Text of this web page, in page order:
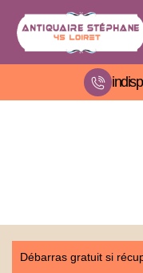
Débarras gratuit si